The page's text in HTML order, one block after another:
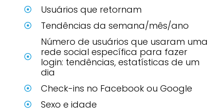
Usuários que retornam
Tendências da semana/mês/ano
Número de usuários que usaram uma
rede social específica para fazer
login: tendências, estatísticas de um
dia
Check-ins no Facebook ou Google
Sexo e idade